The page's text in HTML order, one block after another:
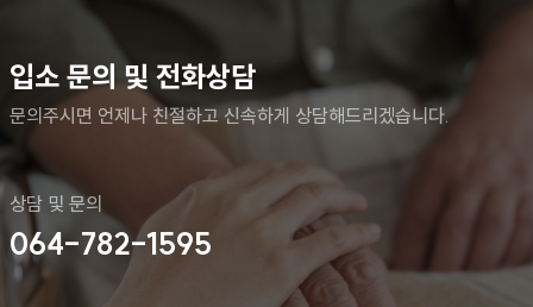
입소 문의 및 전화상담
문의주시면 언제나 친절하고 신속하게 상담해드리겠습니다.
상담 및 문의
064-782-1595